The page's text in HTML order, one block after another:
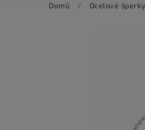
Domů / Ocelové šperky